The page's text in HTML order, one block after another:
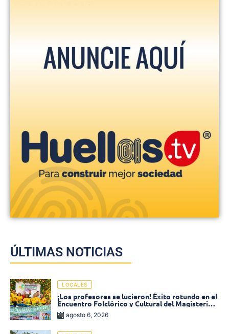
ÚLTIMAS NOTICIAS
LOCALES
¡Los profesores se lucieron! Éxito rotundo en el
Encuentro Folclórico y Cultural del Magisterio
2026 en Ciénaga
agosto 6, 2026